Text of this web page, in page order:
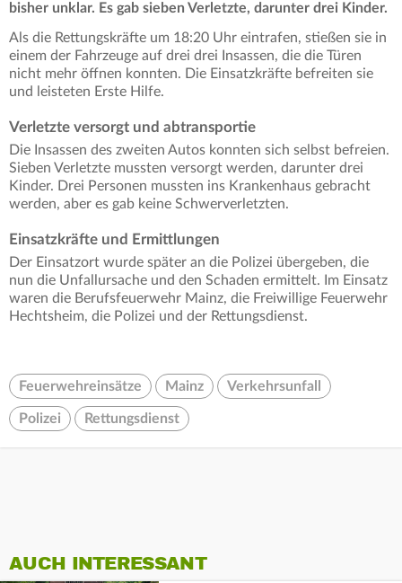
bisher unklar. Es gab sieben Verletzte, darunter drei Kinder.
Als die Rettungskräfte um 18:20 Uhr eintrafen, stießen sie in
einem der Fahrzeuge auf drei drei Insassen, die die Türen
nicht mehr öffnen konnten. Die Einsatzkräfte befreiten sie
und leisteten Erste Hilfe.
Verletzte versorgt und abtransportie
Die Insassen des zweiten Autos konnten sich selbst befreien.
Sieben Verletzte mussten versorgt werden, darunter drei
Kinder. Drei Personen mussten ins Krankenhaus gebracht
werden, aber es gab keine Schwerverletzten.
Einsatzkräfte und Ermittlungen
Der Einsatzort wurde später an die Polizei übergeben, die
nun die Unfallursache und den Schaden ermittelt. Im Einsatz
waren die Berufsfeuerwehr Mainz, die Freiwillige Feuerwehr
Hechtsheim, die Polizei und der Rettungsdienst.
Feuerwehreinsätze Mainz Verkehrsunfall
Polizei Rettungsdienst
AUCH INTERESSANT